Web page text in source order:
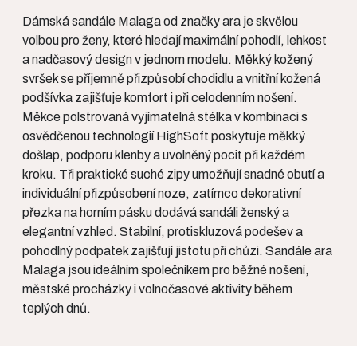
Dámská sandále Malaga od značky ara je skvělou
volbou pro ženy, které hledají maximální pohodlí, lehkost
a nadčasový design v jednom modelu. Měkký kožený
svršek se příjemně přizpůsobí chodidlu a vnitřní kožená
podšívka zajišťuje komfort i při celodenním nošení.
Měkce polstrovaná vyjímatelná stélka v kombinaci s
osvědčenou technologií HighSoft poskytuje měkký
došlap, podporu klenby a uvolněný pocit při každém
kroku. Tři praktické suché zipy umožňují snadné obutí a
individuální přizpůsobení noze, zatímco dekorativní
přezka na horním pásku dodává sandáli ženský a
elegantní vzhled. Stabilní, protiskluzová podešev a
pohodlný podpatek zajišťují jistotu při chůzi. Sandále ara
Malaga jsou ideálním společníkem pro běžné nošení,
městské procházky i volnočasové aktivity během
teplých dnů.